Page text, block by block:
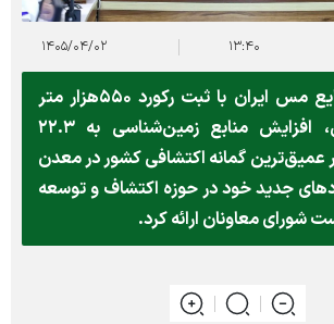
۱۳:۴۰ ۱۴۰۵/۰۴/۰۲
شرکت ملی صنایع مس ایران با ثبت رکورد ۵۵۰هزار متر
حفاری اکتشافی، افزایش منابع زمین‌شناسی به ۲۲.۳
عمیق‌ترین گمانه اکتشافی کشور در معدن
جدید خود در حوزه اکتشاف و توسعه
شورای معاونان ارائه کرد.